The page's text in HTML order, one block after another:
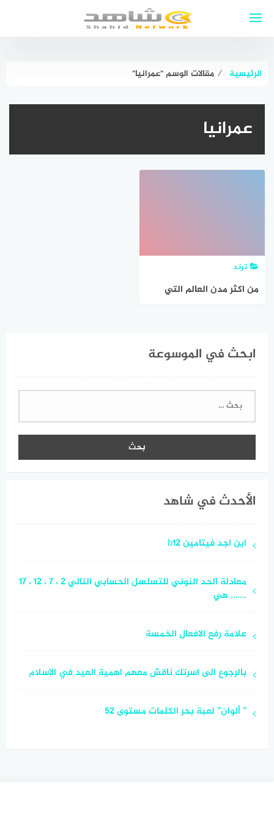
الرئيسية ⁄ مقالات الوسم "عمرانيا"
عمرانيا
ترند
من اكثر مدن العالم التي
ابحث في الموسوعة
البحث
الأحدث في شاهد
اين اجد فيتامين b12
معادلة الحد النوني للتسلسل الحسابي التالي 2 ، 7 ، 12 ، 17
……. هي
علامة رفع الافعال الخمسة
بالرجوع الى اسرتك ناقش معهم اهمية العيد في الاسلام
” ألوان” لعبة بحر الكلمات مستوى 52